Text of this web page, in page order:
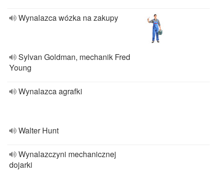
Wynalazca wózka na zakupy
Sylvan Goldman, mechanik Fred
Young
Wynalazca agrafki
Walter Hunt
Wynalazczyni mechanicznej
dojarki